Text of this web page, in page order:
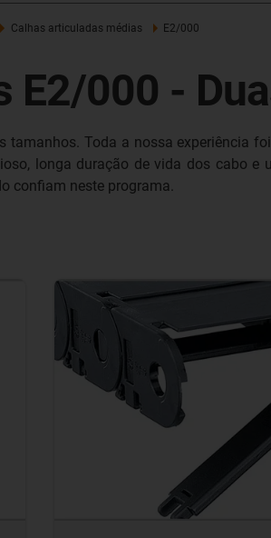
Calhas articuladas médias E2/000
E2/000 -
tamanhos. Toda a nossa experiência
longa duração de vida dos cabo
confiam neste programa.